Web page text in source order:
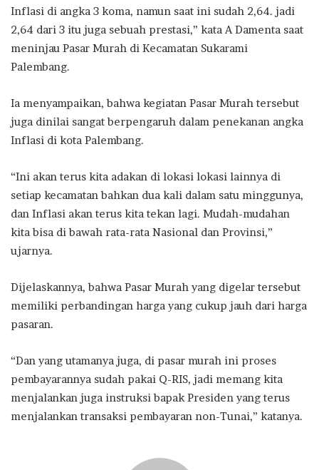
Inflasi di angka 3 koma, namun saat ini sudah 2,64. jadi
2,64 dari 3 itu juga sebuah prestasi,” kata A Damenta saat
meninjau Pasar Murah di Kecamatan Sukarami
Palembang.
Ia menyampaikan, bahwa kegiatan Pasar Murah tersebut
juga dinilai sangat berpengaruh dalam penekanan angka
Inflasi di kota Palembang.
“Ini akan terus kita adakan di lokasi lokasi lainnya di
setiap kecamatan bahkan dua kali dalam satu minggunya,
dan Inflasi akan terus kita tekan lagi. Mudah-mudahan
kita bisa di bawah rata-rata Nasional dan Provinsi,”
ujarnya.
Dijelaskannya, bahwa Pasar Murah yang digelar tersebut
memiliki perbandingan harga yang cukup jauh dari harga
pasaran.
“Dan yang utamanya juga, di pasar murah ini proses
pembayarannya sudah pakai Q-RIS, jadi memang kita
menjalankan juga instruksi bapak Presiden yang terus
menjalankan transaksi pembayaran non-Tunai,” katanya.